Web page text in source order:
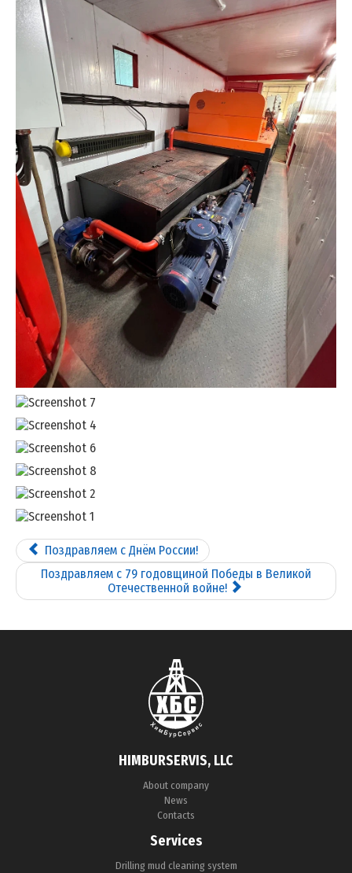
Поздравляем с Днём России!
Поздравляем с 79 годовщиной Победы в Великой
Отечественной войне!
HIMBURSERVIS, LLC
About company
News
Contacts
Services
Drilling mud cleaning system